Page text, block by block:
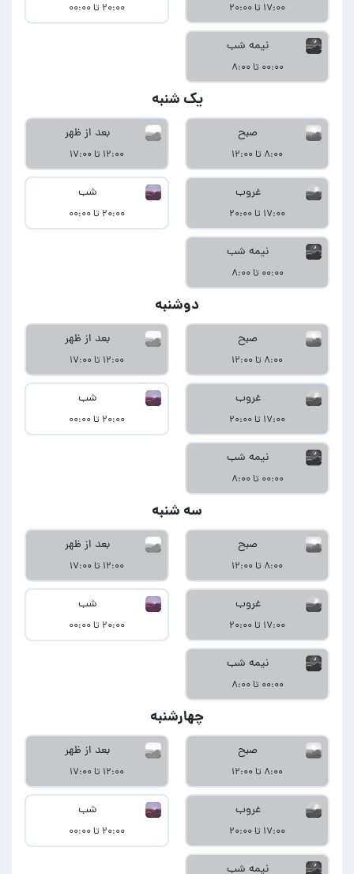
۱۷:۰۰ تا ۲۰:۰۰ ۲۰:۰۰ تا ۰۰:۰۰
نیمه شب
۰۰:۰۰ تا ۸:۰۰
یک شنبه
صبح
۸:۰۰ تا ۱۲:۰۰
بعد از ظهر
۱۲:۰۰ تا ۱۷:۰۰
غروب
۱۷:۰۰ تا ۲۰:۰۰
شب
۲۰:۰۰ تا ۰۰:۰۰
نیمه شب
۰۰:۰۰ تا ۸:۰۰
دوشنبه
صبح
۸:۰۰ تا ۱۲:۰۰
بعد از ظهر
۱۲:۰۰ تا ۱۷:۰۰
غروب
۱۷:۰۰ تا ۲۰:۰۰
شب
۲۰:۰۰ تا ۰۰:۰۰
نیمه شب
۰۰:۰۰ تا ۸:۰۰
سه شنبه
صبح
۸:۰۰ تا ۱۲:۰۰
بعد از ظهر
۱۲:۰۰ تا ۱۷:۰۰
غروب
۱۷:۰۰ تا ۲۰:۰۰
شب
۲۰:۰۰ تا ۰۰:۰۰
نیمه شب
۰۰:۰۰ تا ۸:۰۰
چهارشنبه
صبح
۸:۰۰ تا ۱۲:۰۰
بعد از ظهر
۱۲:۰۰ تا ۱۷:۰۰
غروب
۱۷:۰۰ تا ۲۰:۰۰
شب
۲۰:۰۰ تا ۰۰:۰۰
نیمه شب